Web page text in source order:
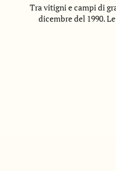
Tra vitigni e campi di
dicembre del 1990.